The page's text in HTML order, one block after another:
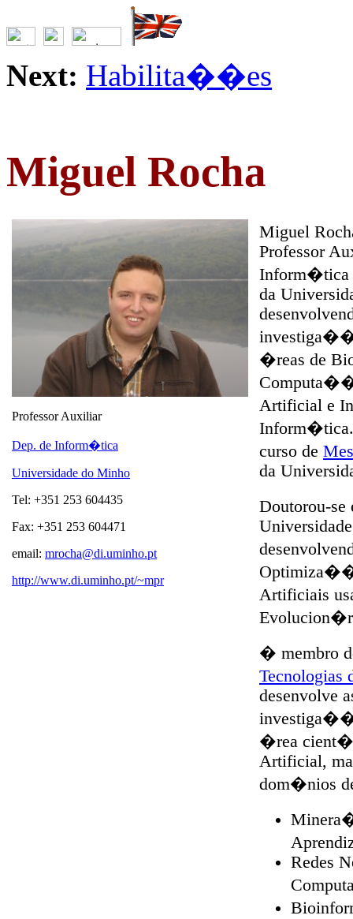
Next: Habilita��es
Miguel Rocha
Professor Auxiliar
Dep. de Inform�tica
Universidade do Minho
Tel: +351 253 604435
Fax: +351 253 604471
email: mrocha@di.uminho.pt
http://www.di.uminho.pt/~mpr
Miguel
Professor
Inform�tica
da
�reas de
Artificial e
curso de
da
Doutorou-
Artificiais
� membro
desenvolve
�rea
Artificial,
dom�nios
Redes